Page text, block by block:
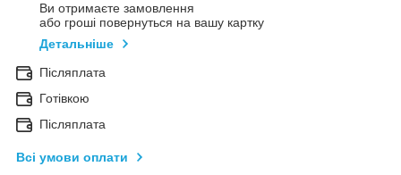
Ви отримаєте замовлення
або гроші повернуться на вашу картку
Детальніше
Післяплата
Готівкою
Післяплата
Всі умови оплати